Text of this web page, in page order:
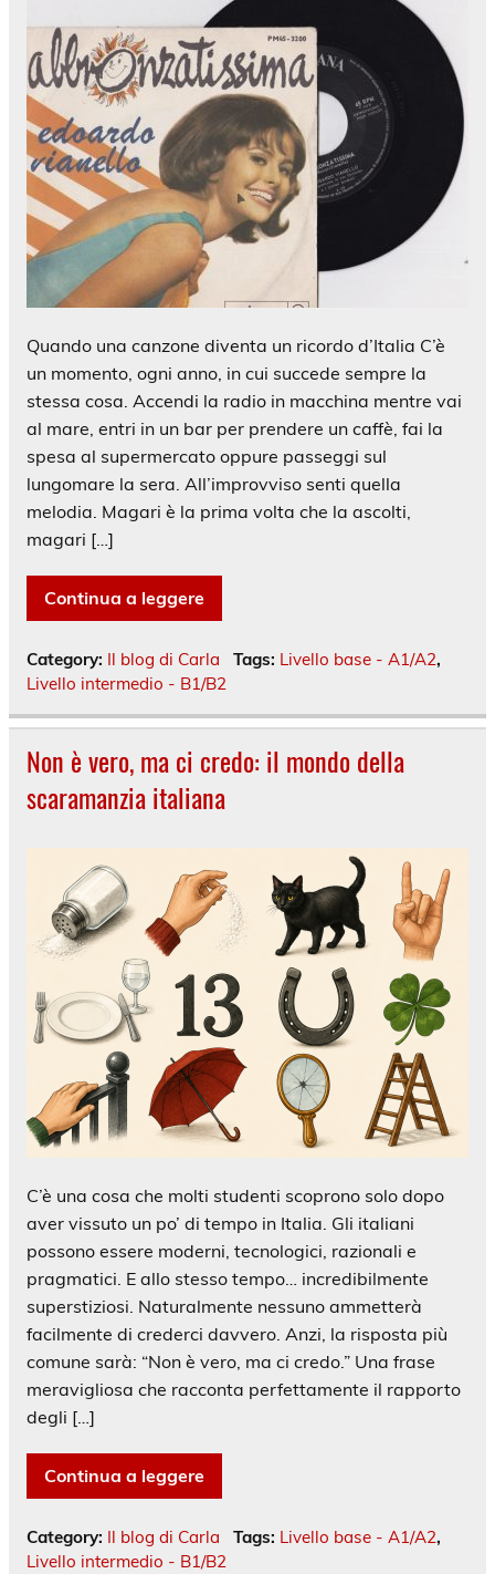
Quando una canzone diventa un ricordo d’Italia C’è
un momento, ogni anno, in cui succede sempre la
stessa cosa. Accendi la radio in macchina mentre vai
al mare, entri in un bar per prendere un caffè, fai la
spesa al supermercato oppure passeggi sul
lungomare la sera. All’improvviso senti quella
melodia. Magari è la prima volta che la ascolti,
magari […]
Continua a leggere
Category: Il blog di Carla Tags: Livello base - A1/A2,
Livello intermedio - B1/B2
Non è vero, ma ci credo: il mondo della
scaramanzia italiana
C’è una cosa che molti studenti scoprono solo dopo
aver vissuto un po’ di tempo in Italia. Gli italiani
possono essere moderni, tecnologici, razionali e
pragmatici. E allo stesso tempo… incredibilmente
superstiziosi. Naturalmente nessuno ammetterà
facilmente di crederci davvero. Anzi, la risposta più
comune sarà: “Non è vero, ma ci credo.” Una frase
meravigliosa che racconta perfettamente il rapporto
degli […]
Continua a leggere
Category: Il blog di Carla Tags: Livello base - A1/A2,
Livello intermedio - B1/B2